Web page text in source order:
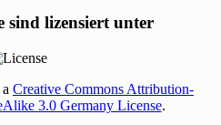
sind lizensiert unter
Creative Commons Attribution-
3.0 Germany License.